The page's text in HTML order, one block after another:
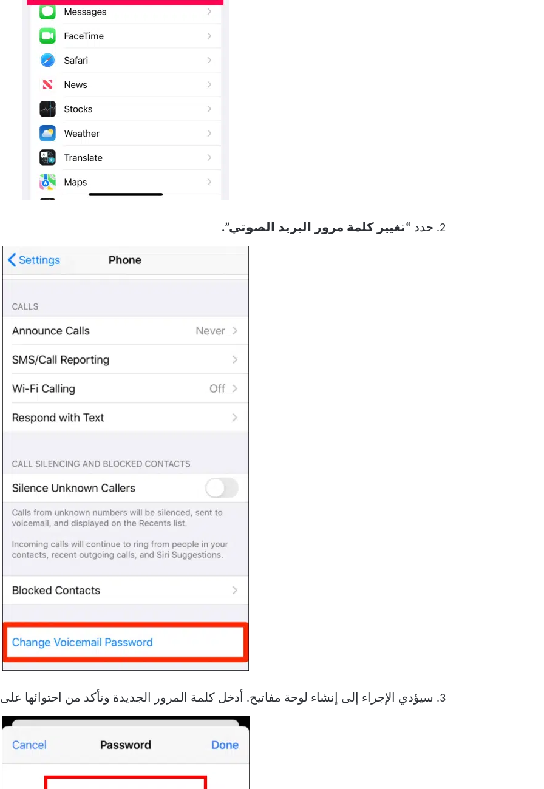
حدد “تغيير كلمة مرور البريد الصوتي”.
سيؤدي الإجراء إلى إنشاء لوحة مفاتيح. أدخل كلمة المرور الجديدة وتأكد من احتوائها على ما بين 4 إلى